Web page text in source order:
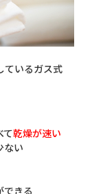
ているガス式
て乾燥が速い
ない
できる